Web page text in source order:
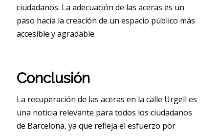
ciudadanos. La adecuación de las aceras es un
paso hacia la creación de un espacio público más
accesible y agradable.
Conclusión
La recuperación de las aceras en la calle Urgell es
una noticia relevante para todos los ciudadanos
de Barcelona, ya que refleja el esfuerzo por